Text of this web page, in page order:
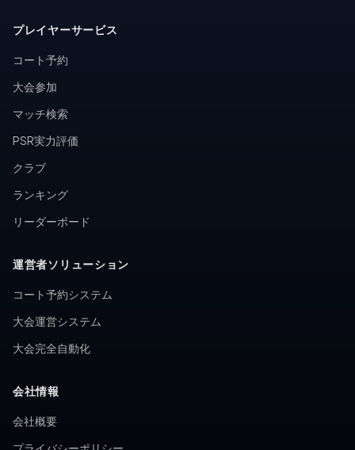
プレイヤーサービス
コート予約
大会参加
マッチ検索
PSR実力評価
クラブ
ランキング
リーダーボード
運営者ソリューション
コート予約システム
大会運営システム
大会完全自動化
会社情報
会社概要